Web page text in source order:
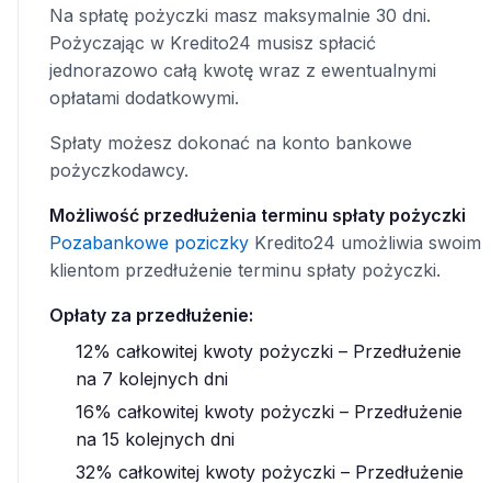
Na spłatę pożyczki masz maksymalnie 30 dni.
Pożyczając w Kredito24 musisz spłacić
jednorazowo całą kwotę wraz z ewentualnymi
opłatami dodatkowymi.
Spłaty możesz dokonać na konto bankowe
pożyczkodawcy.
Możliwość przedłużenia terminu spłaty pożyczki
Pozabankowe poziczky Kredito24 umożliwia swoim
klientom przedłużenie terminu spłaty pożyczki.
Opłaty za przedłużenie:
12% całkowitej kwoty pożyczki – Przedłużenie
na 7 kolejnych dni
16% całkowitej kwoty pożyczki – Przedłużenie
na 15 kolejnych dni
32% całkowitej kwoty pożyczki – Przedłużenie